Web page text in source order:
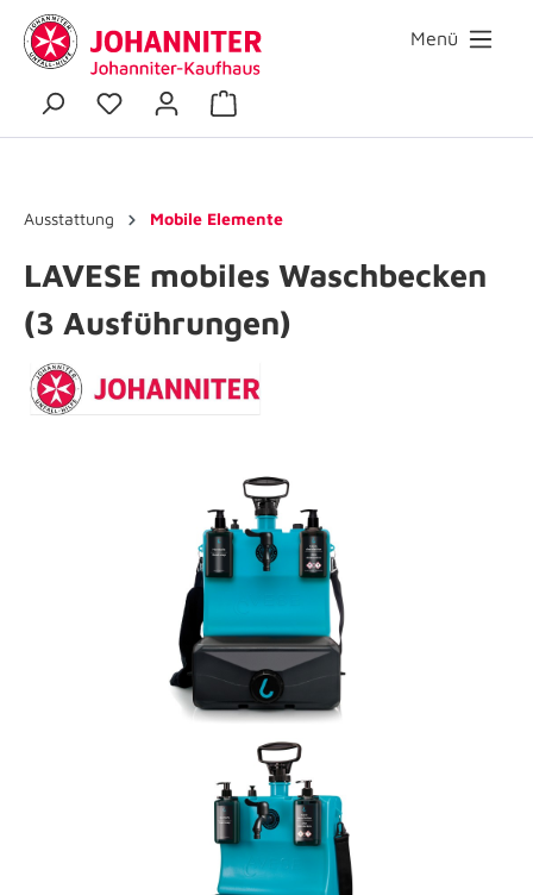
Menü
Ausstattung Mobile Elemente
LAVESE mobiles Waschbecken
(3 Ausführungen)